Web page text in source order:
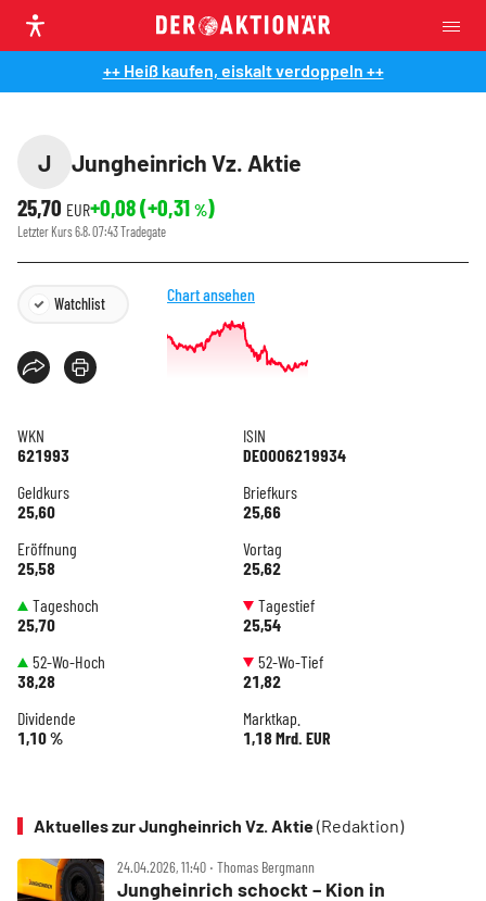
++ Heiß kaufen, eiskalt verdoppeln ++
J
Jungheinrich Vz. Aktie
25,70 EUR+0,08(+0,31 %)
Letzter Kurs6.8. 07:43Tradegate
Watchlist Chart ansehen
WKN
621993
ISIN
DE0006219934
Geldkurs
25,60
Briefkurs
25,66
Eröffnung
25,58
Vortag
25,62
Tageshoch
25,70
Tagestief
25,54
52-Wo-Hoch
38,28
52-Wo-Tief
21,82
Dividende
1,10 %
Marktkap.
1,18 Mrd. EUR
Aktuelles zur Jungheinrich Vz. Aktie(Redaktion)
24.04.2026, 11:40 ‧ Thomas Bergmann
Jungheinrich schockt – Kion in